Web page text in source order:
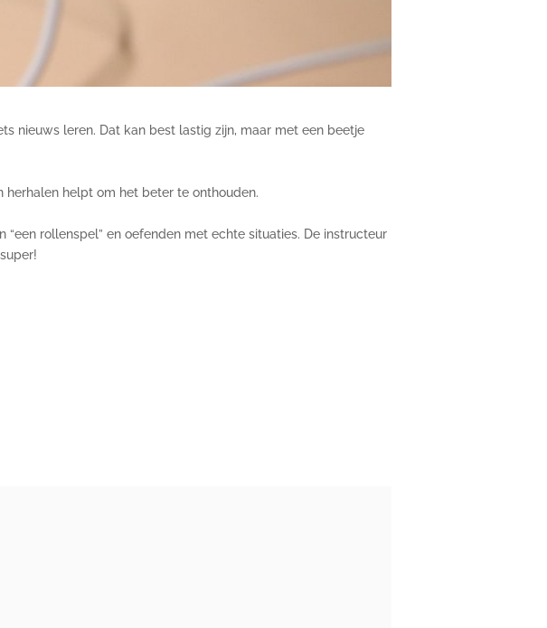
nieuws leren. Dat kan best lastig zijn, maar met een beetje
helpt om het beter te onthouden.
rollenspel” en oefenden met echte situaties. De instructeur